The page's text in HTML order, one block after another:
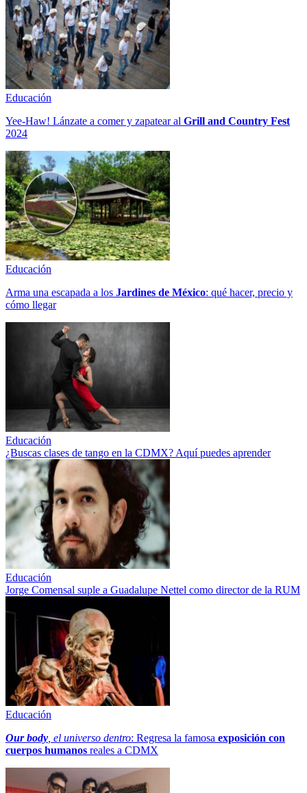
Educación
Yee-Haw! Lánzate a comer y zapatear al Grill and Country Fest
2024
Educación
Arma una escapada a los Jardines de México: qué hacer, precio y
cómo llegar
Educación
¿Buscas clases de tango en la CDMX? Aquí puedes aprender
Educación
Jorge Comensal suple a Guadalupe Nettel como director de la RUM
Educación
Our body , el universo dentro: Regresa la famosa exposición con
cuerpos humanos reales a CDMX